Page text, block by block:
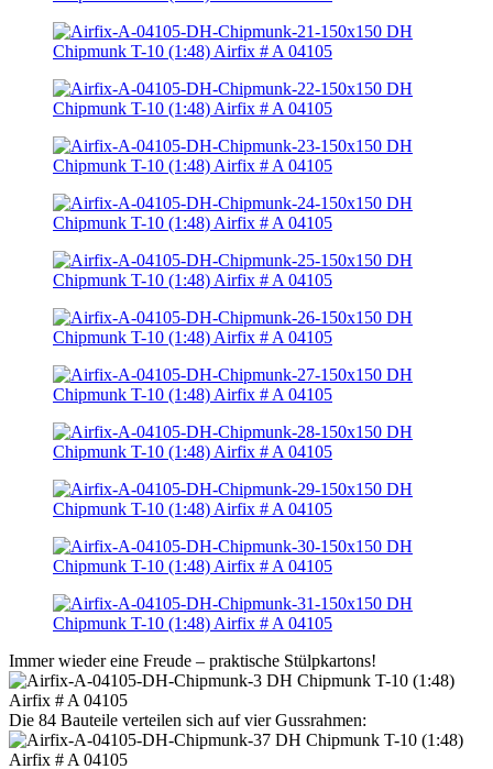
Immer wieder eine Freude – praktische Stülpkartons!
Die 84 Bauteile verteilen sich auf vier Gussrahmen: